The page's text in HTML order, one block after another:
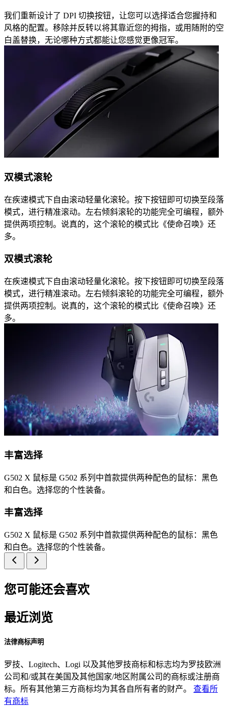
我们重新设计了 DPI 切换按钮，让您可以选择适合您握持和
风格的配置。移除并反转以将其靠近您的拇指，或用随附的空
白盖替换，无论哪种方式都能让您感觉更像冠军。
双模式滚轮
在疾速模式下自由滚动轻量化滚轮。按下按钮即可切换至段落
模式，进行精准滚动。左右倾斜滚轮的功能完全可编程，额外
提供两项控制。说真的，这个滚轮的模式比《使命召唤》还
多。
双模式滚轮
在疾速模式下自由滚动轻量化滚轮。按下按钮即可切换至段落
模式，进行精准滚动。左右倾斜滚轮的功能完全可编程，额外
提供两项控制。说真的，这个滚轮的模式比《使命召唤》还
多。
丰富选择
G502 X 鼠标是 G502 系列中首款提供两种配色的鼠标：黑色
和白色。选择您的个性装备。
丰富选择
G502 X 鼠标是 G502 系列中首款提供两种配色的鼠标：黑色
和白色。选择您的个性装备。
您可能还会喜欢
最近浏览
法律商标声明
罗技、Logitech、Logi 以及其他罗技商标和标志均为罗技欧洲
公司和/或其在美国及其他国家/地区附属公司的商标或注册商
标。所有其他第三方商标均为其各自所有者的财产。 查看所
有商标